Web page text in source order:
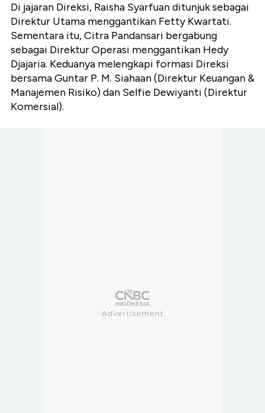
Di jajaran Direksi, Raisha Syarfuan ditunjuk sebagai
Direktur Utama menggantikan Fetty Kwartati.
Sementara itu, Citra Pandansari bergabung
sebagai Direktur Operasi menggantikan Hedy
Djajaria. Keduanya melengkapi formasi Direksi
bersama Guntar P. M. Siahaan (Direktur Keuangan &
Manajemen Risiko) dan Selfie Dewiyanti (Direktur
Komersial).